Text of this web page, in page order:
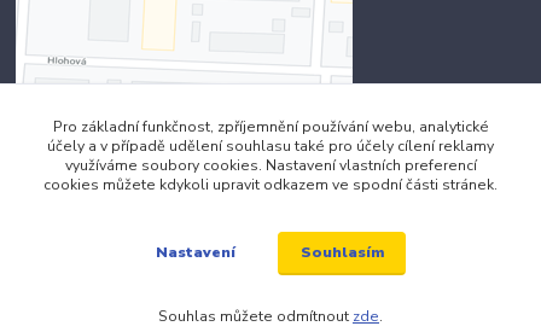
Kontakty
Pro základní funkčnost, zpříjemnění používání webu, analytické
účely a v případě udělení souhlasu také pro účely cílení reklamy
využíváme soubory cookies. Nastavení vlastních preferencí
cookies můžete kdykoli upravit odkazem ve spodní části stránek.
Nastavení Souhlasím
Souhlas můžete odmítnout zde.